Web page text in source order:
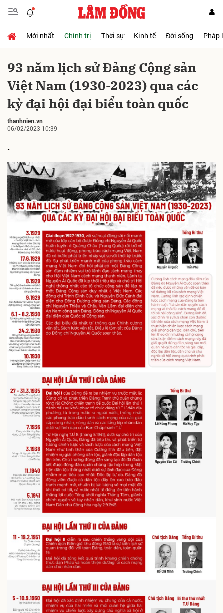
Mới nhất Chính trị Thời sự Kinh tế Đời sống Pháp
93 năm lịch sử Đảng Cộng sản
Việt Nam (1930-2023) qua các
kỳ đại hội đại biểu toàn quốc
thanhnien.vn
06/02/2023 10:39
.
Gửi bình luận